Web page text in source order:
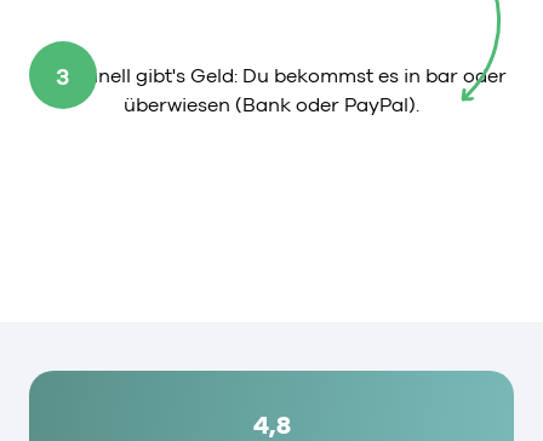
3
So schnell gibt's Geld: Du bekommst es in bar oder
überwiesen (Bank oder PayPal).
4,8